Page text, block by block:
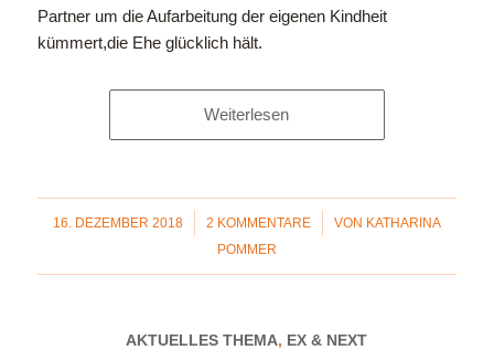
Partner um die Aufarbeitung der eigenen Kindheit
kümmert,die Ehe glücklich hält.
Weiterlesen
16. DEZEMBER 2018
/ 2 KOMMENTARE
/ VON KATHARINA
POMMER
AKTUELLES THEMA, EX & NEXT